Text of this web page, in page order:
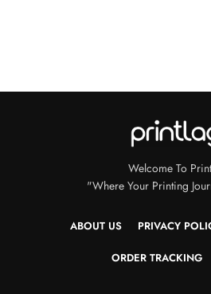
Welcome To
"Where Your Printing
ABOUT US PRIVACY
ORDER TRACKING